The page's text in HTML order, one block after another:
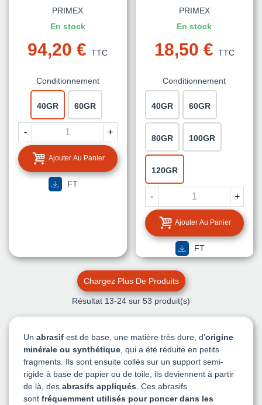
PRIMEX
En stock
94,20 € TTC
Conditionnement
40GR 60GR
- +
Ajouter Au Panier
FT
PRIMEX
En stock
18,50 € TTC
Conditionnement
40GR 60GR
80GR 100GR
120GR
- +
Ajouter Au Panier
FT
Chargez Plus De Produits
Résultat 13-24 sur 53 produit(s)
Un abrasif est de base, une matière très dure, d’origine
minérale ou synthétique , qui a été réduite en petits
fragments. Ils sont ensuite collés sur un support semi-
rigide à base de papier ou de toile, ils deviennent à partir
de là, des abrasifs appliqués . Ces abrasifs
sont fréquemment utilisés pour poncer dans les